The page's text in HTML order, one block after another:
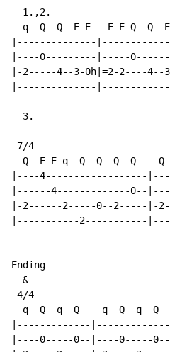
  1.,2.
q  Q  Q  E E   E E Q  Q
|--------------
|----0---------|-----
|-2-----4--3-0h|=2-2----4--
|--------------
  3.
7/4
Q  E E q  Q  Q  Q  Q    Q
|----4------------------
|------4-------------0--
|-2------2-----0--2-----|-
|-----------2-----------
Ending
  &
4/4
q  Q  q  Q    q  Q  q  Q
|-------------
|----0-----0--|----0-----